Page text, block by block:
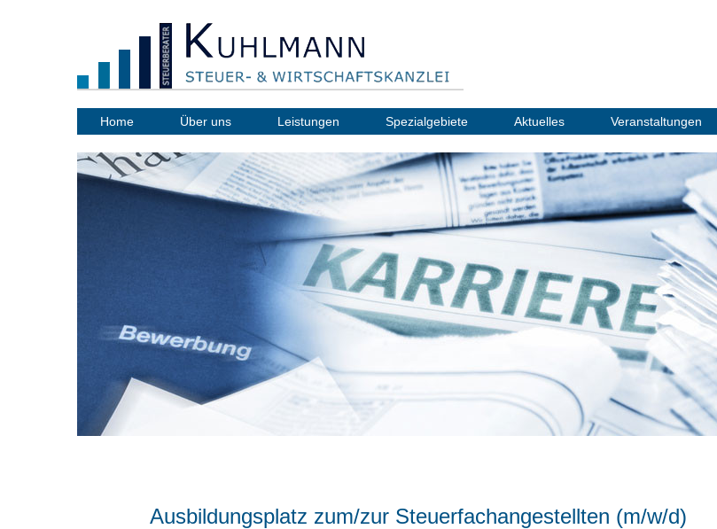
Home Über uns Leistungen Spezialgebiete Aktuelles Veranstaltungen
Ausbildungsplatz zum/zur Steuerfachangestellten (m/w/d)